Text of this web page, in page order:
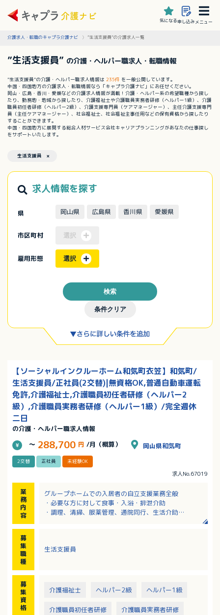
気になる申し込みメニュー
介護求人・転職のキャプラ介護ナビ ”生活支援員”の介護求人一覧
”生活支援員” の介護・ヘルパー職求人・転職情報
”生活支援員”の介護・ヘルパー職求人情報は 235件 を一般公開しています。
中国・四国地方の介護求人・転職情報なら「キャプラ介護ナビ」にお任せください。
岡山・広島・香川・愛媛などの介護求人情報が満載！介護・ヘルパー系の希望職種から探し
たり、勤務地・地域から探したり、介護福祉士や介護職員実務者研修（ヘルパー1級）、介護
職員初任者研修（ヘルパー2級）、介護支援専門員（ケアマネージャー）、主任介護支援専門
員（主任ケアマネージャー）、社会福祉士、社会福祉主事任用などの保有資格から探したり
することができます。
中国・四国地方に展開する総合人材サービス会社キャリアプランニングがあなたの仕事探し
をサポートいたします。
生活支援員 ×
求人情報を探す
県 岡山県 広島県 香川県 愛媛県
市区町村 選択
雇用形態 選択
条件クリア
検索
【ソーシャルインクルーホーム和気町衣笠】和気町/
生活支援員/正社員(2交替)|無資格OK,普通自動車運転
免許,介護福祉士,介護職員初任者研修（ヘルパー2
級）,介護職員実務者研修（ヘルパー1級）/完全週休
二日
の介護・ヘルパー職求人情報
～ 288,700 円 /月（概算） 岡山県和気町
2交替 正社員 未経験OK
求人No.67019
業
務
内
容
グループホームでの入居者の自立支援業務全般
・必要な方に対して食事・入浴・排泄介助
・調理、清掃、服薬管理、通院同行、生活介助
ります
募
集
職
種
生活支援員
募
集
資
格
介護福祉士 ヘルパー2級 ヘルパー1級
介護職員初任者研修 介護職員実務者研修